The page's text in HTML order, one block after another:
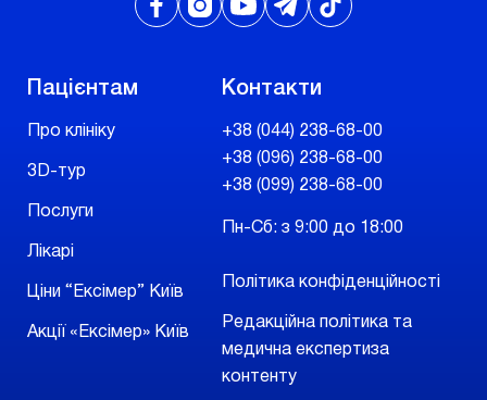
Пацієнтам
Про клініку
3D-тур
Послуги
Лікарі
Ціни “Ексімер” Київ
Акції «Ексімер» Київ
Контакти
+38 (044) 238-68-00
+38 (096) 238-68-00
+38 (099) 238-68-00
Пн-Сб: з 9:00 до 18:00
Політика конфіденційності
Редакційна політика та
медична експертиза
контенту